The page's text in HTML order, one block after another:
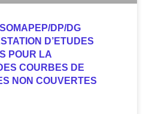
DP/DG
D’ETUDES
POUR LA
COURBES DE
NON COUVERTES